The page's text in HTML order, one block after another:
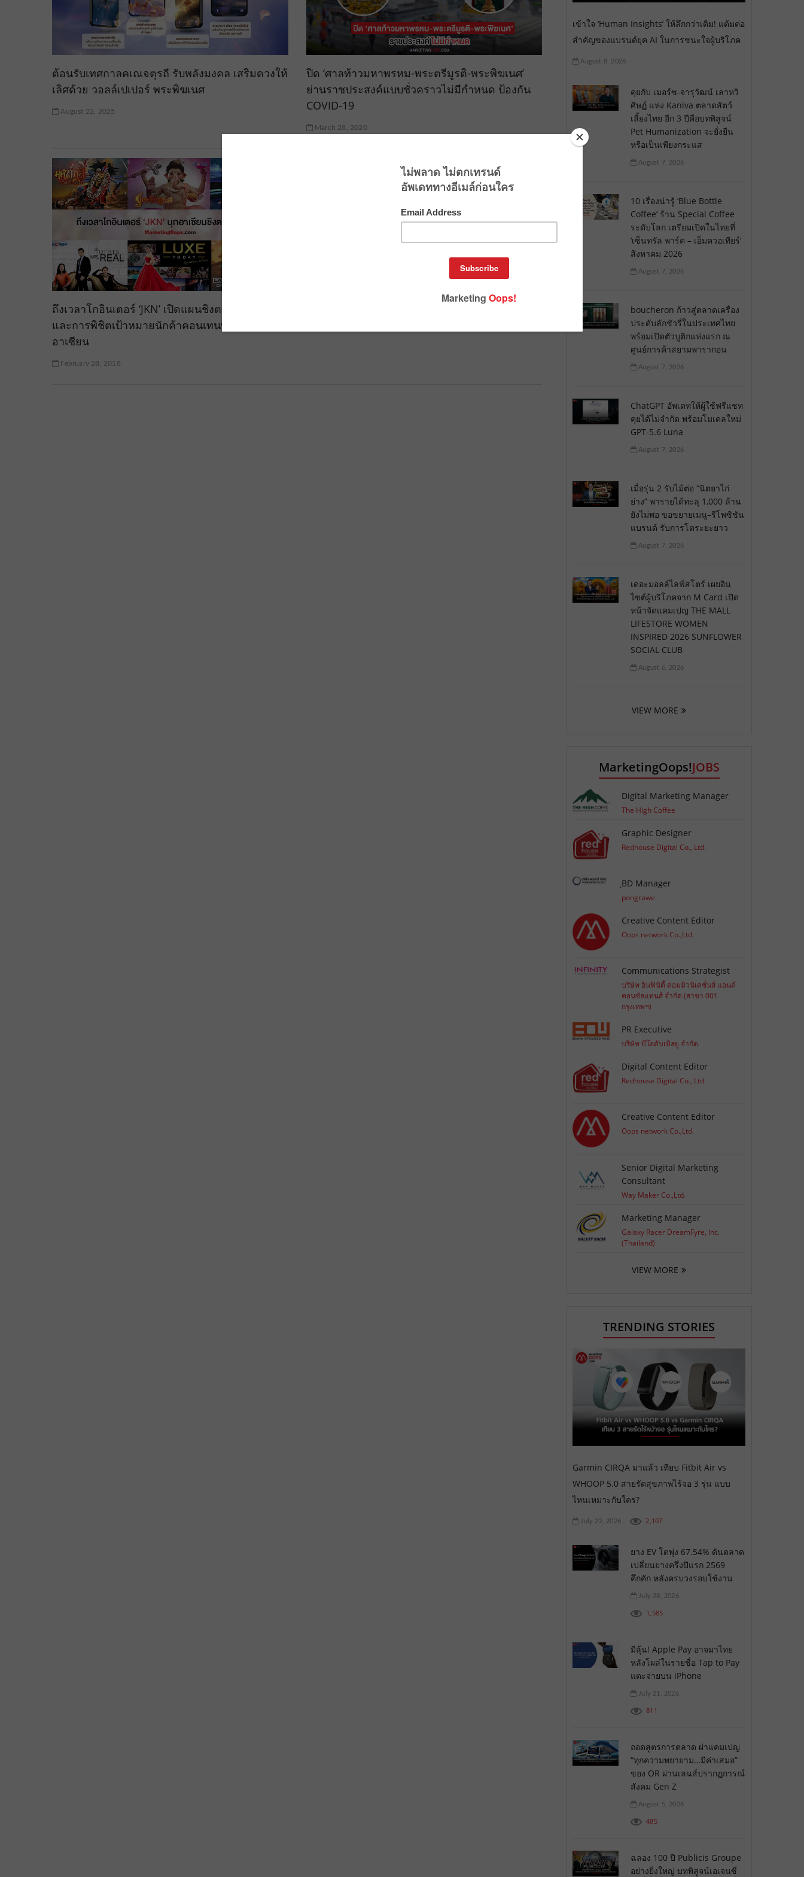
ต้อนรับเทศกาลคเณจตุรถี รับพลังมงคล เสริมดวงให้
เลิศด้วย วอลล์เปเปอร์ พระพิฆเนศ
August 22, 2025
ปิด ‘ศาลท้าวมหาพรหม-พระตรีมูรติ-พระพิฆเนศ’
ย่านราชประสงค์แบบชั่วคราวไม่มีกำหนด ป้องกัน
COVID-19
March 28, 2020
ถึงเวลาโกอินเตอร์ ‘JKN’ เปิดแผนชิงตลาดหมื่นล้าน
และการพิชิตเป้าหมายนักค้าคอนเทนท์เบอร์ 1 ใน
อาเซียน
February 28, 2018
เข้าใจ ‘Human Insights’ ให้ลึกกว่าเดิม! แต้มต่อ
สำคัญของแบรนด์ยุค AI ในการชนะใจผู้บริโภค
August 8, 2026
คุยกับ เมอร์ซ-จารุวัฒน์ เลาหวิ
ศิษฏ์ แห่ง Kaniva ตลาดสัตว์
เลี้ยงไทย อีก 3 ปีคือบทพิสูจน์
Pet Humanization จะยั่งยืน
หรือเป็นเพียงกระแส
August 7, 2026
10 เรื่องน่ารู้ ‘Blue Bottle
Coffee’ ร้าน Special Coffee
ระดับโลก เตรียมเปิดในไทยที่
‘เซ็นทรัล พาร์ค – เอ็มควอเทียร์’
สิงหาคม 2026
August 7, 2026
boucheron ก้าวสู่ตลาดเครื่อง
ประดับลักชัวรี่ในประเทศไทย
พร้อมเปิดตัวบูติกแห่งแรก ณ
ศูนย์การค้าสยามพารากอน
August 7, 2026
ChatGPT อัพเดทให้ผู้ใช้ฟรีแชท
คุยได้ไม่จำกัด พร้อมโมเดลใหม่
GPT-5.6 Luna
August 7, 2026
เมื่อรุ่น 2 รับไม้ต่อ “นิตยาไก่
ย่าง” พารายได้ทะลุ 1,000 ล้าน
ยังไม่พอ ขอขยายเมนู–รีโพซิชัน
แบรนด์ รับการโตระยะยาว
August 7, 2026
เดอะมอลล์ไลฟ์สโตร์ เผยอิน
ไซต์ผู้บริโภคจาก M Card เปิด
หน้าจัดแคมเปญ THE MALL
LIFESTORE WOMEN
INSPIRED 2026 SUNFLOWER
SOCIAL CLUB
August 6, 2026
VIEW MORE
MarketingOops!JOBS
Digital Marketing Manager
The High Coffee
Graphic Designer
Redhouse Digital Co., Ltd.
ฺBD Manager
pongrawe
Creative Content Editor
Oops network Co.,Ltd.
Communications Strategist
บริษัท อินฟินิตี้ คอมมิวนิเคชั่นส์ แอนด์
คอนซัลแทนส์ จำกัด (สาขา 001
กรุงเทพฯ)
PR Executive
บริษัท บีโอดับเบิลยู จำกัด
Digital Content Editor
Redhouse Digital Co., Ltd.
Creative Content Editor
Oops network Co.,Ltd.
Senior Digital Marketing
Consultant
Way Maker Co.,Ltd.
Marketing Manager
Galaxy Racer DreamFyre, Inc.
(Thailand)
VIEW MORE
TRENDING STORIES
Garmin CIRQA มาแล้ว เทียบ Fitbit Air vs
WHOOP 5.0 สายรัดสุขภาพไร้จอ 3 รุ่น แบบ
ไหนเหมาะกับใคร?
July 22, 2026 2,107
ยาง EV โตพุ่ง 67.54% ดันตลาด
เปลี่ยนยางครึ่งปีแรก 2569
คึกคัก หลังครบวงรอบใช้งาน
July 28, 2026
1,585
มีลุ้น! Apple Pay อาจมาไทย
หลังโผล่ในรายชื่อ Tap to Pay
แตะจ่ายบน iPhone
July 21, 2026
811
ถอดสูตรการตลาด ผ่าแคมเปญ
“ทุกความพยายาม…มีค่าเสมอ”
ของ OR ผ่านเลนส์ปรากฏการณ์
สังคม Gen Z
August 5, 2026
485
ฉลอง 100 ปี Publicis Groupe
อย่างยิ่งใหญ่ บทพิสูจน์เอเจนซี่